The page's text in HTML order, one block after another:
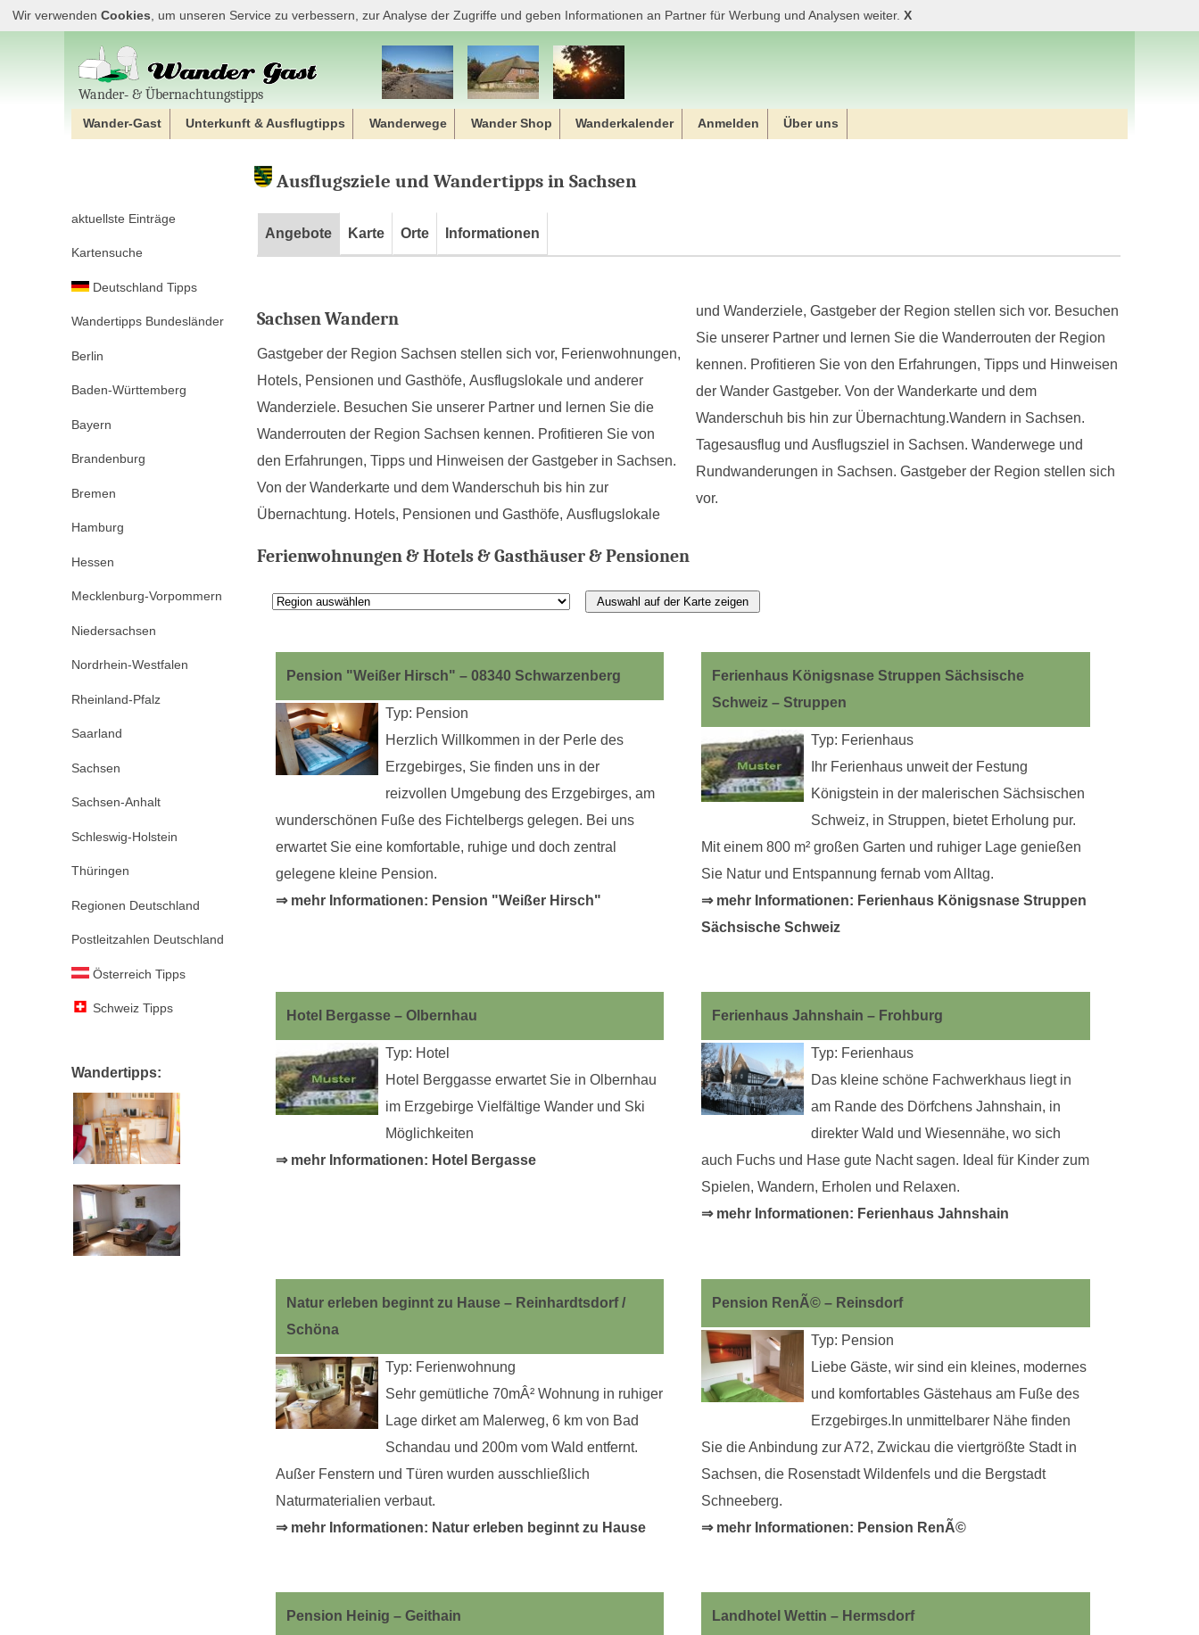
Wir verwenden Cookies , um unseren Service zu verbessern, zur Analyse der Zugriffe und geben Informationen an Partner für Werbung und Analysen weiter. X
Wander‐ & Übernachtungstipps
Wander-Gast Unterkunft & Ausflugtipps Wanderwege Wander Shop Wanderkalender Anmelden Über uns
aktuellste Einträge
Kartensuche
Deutschland Tipps
Wandertipps Bundesländer
Berlin
Baden-Württemberg
Bayern
Brandenburg
Bremen
Hamburg
Hessen
Mecklenburg-Vorpommern
Niedersachsen
Nordrhein-Westfalen
Rheinland-Pfalz
Saarland
Sachsen
Sachsen-Anhalt
Schleswig-Holstein
Thüringen
Regionen Deutschland
Postleitzahlen Deutschland
Österreich Tipps
Schweiz Tipps
Wandertipps:
Ausflugsziele und Wandertipps in Sachsen
Angebote Karte Orte Informationen
Sachsen Wandern
Gastgeber der Region Sachsen stellen sich vor, Ferienwohnungen,
Hotels, Pensionen und Gasthöfe, Ausflugslokale und anderer
Wanderziele. Besuchen Sie unserer Partner und lernen Sie die
Wanderrouten der Region Sachsen kennen. Profitieren Sie von
den Erfahrungen, Tipps und Hinweisen der Gastgeber in Sachsen.
Von der Wanderkarte und dem Wanderschuh bis hin zur
Übernachtung. Hotels, Pensionen und Gasthöfe, Ausflugslokale
und Wanderziele, Gastgeber der Region stellen sich vor. Besuchen
Sie unserer Partner und lernen Sie die Wanderrouten der Region
kennen. Profitieren Sie von den Erfahrungen, Tipps und Hinweisen
der Wander Gastgeber. Von der Wanderkarte und dem
Wanderschuh bis hin zur Übernachtung.Wandern in Sachsen.
Tagesausflug und Ausflugsziel in Sachsen. Wanderwege und
Rundwanderungen in Sachsen. Gastgeber der Region stellen sich
vor.
Ferienwohnungen & Hotels & Gasthäuser & Pensionen
Pension "Weißer Hirsch" – 08340 Schwarzenberg
Typ: Pension
Herzlich Willkommen in der Perle des
Erzgebirges, Sie finden uns in der
reizvollen Umgebung des Erzgebirges, am
wunderschönen Fuße des Fichtelbergs gelegen. Bei uns
erwartet Sie eine komfortable, ruhige und doch zentral
gelegene kleine Pension.
⇒ mehr Informationen: Pension "Weißer Hirsch"
Ferienhaus Königsnase Struppen Sächsische
Schweiz – Struppen
Typ: Ferienhaus
Ihr Ferienhaus unweit der Festung
Königstein in der malerischen Sächsischen
Schweiz, in Struppen, bietet Erholung pur.
Mit einem 800 m² großen Garten und ruhiger Lage genießen
Sie Natur und Entspannung fernab vom Alltag.
⇒ mehr Informationen: Ferienhaus Königsnase Struppen
Sächsische Schweiz
Hotel Bergasse – Olbernhau
Typ: Hotel
Hotel Berggasse erwartet Sie in Olbernhau
im Erzgebirge Vielfältige Wander und Ski
Möglichkeiten
⇒ mehr Informationen: Hotel Bergasse
Ferienhaus Jahnshain – Frohburg
Typ: Ferienhaus
Das kleine schöne Fachwerkhaus liegt in
am Rande des Dörfchens Jahnshain, in
direkter Wald und Wiesennähe, wo sich
auch Fuchs und Hase gute Nacht sagen. Ideal für Kinder zum
Spielen, Wandern, Erholen und Relaxen.
⇒ mehr Informationen: Ferienhaus Jahnshain
Natur erleben beginnt zu Hause – Reinhardtsdorf /
Schöna
Typ: Ferienwohnung
Sehr gemütliche 70mÂ² Wohnung in ruhiger
Lage dirket am Malerweg, 6 km von Bad
Schandau und 200m vom Wald entfernt.
Außer Fenstern und Türen wurden ausschließlich
Naturmaterialien verbaut.
⇒ mehr Informationen: Natur erleben beginnt zu Hause
Pension RenÃ© – Reinsdorf
Typ: Pension
Liebe Gäste, wir sind ein kleines, modernes
und komfortables Gästehaus am Fuße des
Erzgebirges.In unmittelbarer Nähe finden
Sie die Anbindung zur A72, Zwickau die viertgrößte Stadt in
Sachsen, die Rosenstadt Wildenfels und die Bergstadt
Schneeberg.
⇒ mehr Informationen: Pension RenÃ©
Pension Heinig – Geithain Landhotel Wettin – Hermsdorf